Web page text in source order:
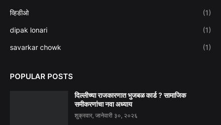
व्हिडीओ (1)
dipak lonari (1)
savarkar chowk (1)
POPULAR POSTS
दिल्लीच्या राजकारणात भुजबळ कार्ड ? सामाजिक
समीकरणांचा नवा अध्याय
शुक्रवार, जानेवारी ३०, २०२६